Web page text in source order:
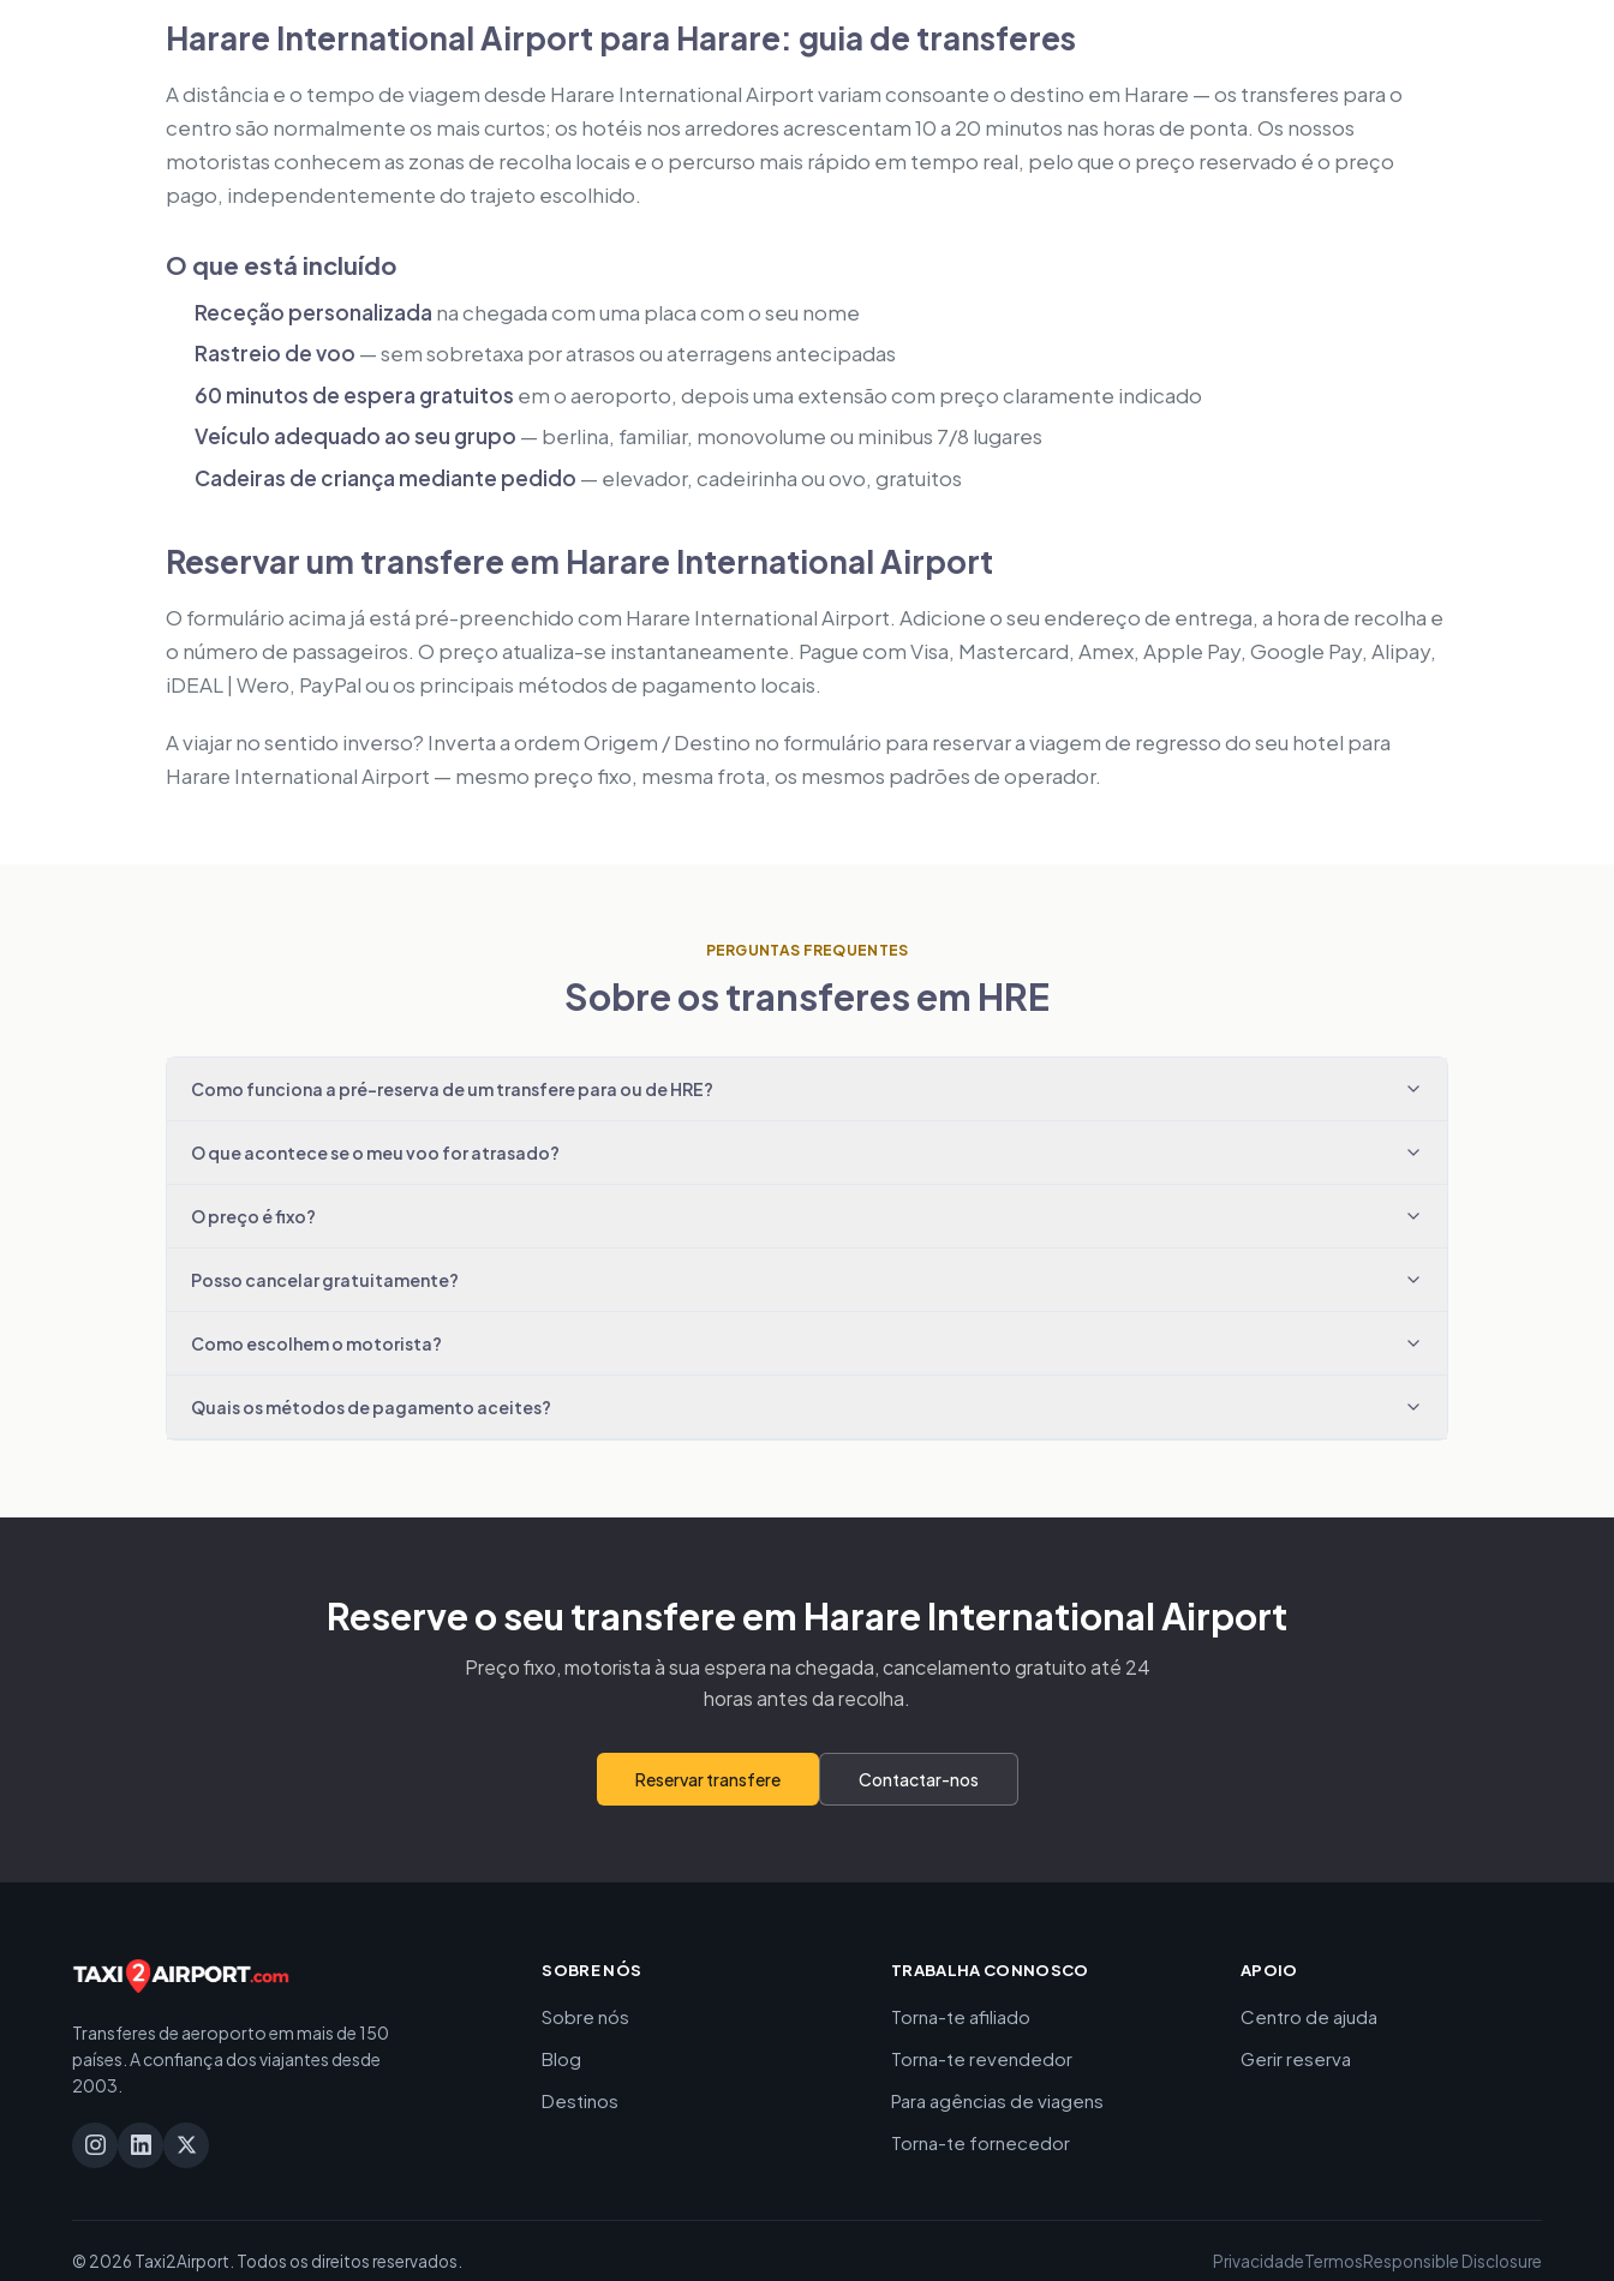
Harare International Airport para Harare: guia de transferes
A distância e o tempo de viagem desde Harare International Airport variam consoante o destino em Harare — os transferes para o
centro são normalmente os mais curtos; os hotéis nos arredores acrescentam 10 a 20 minutos nas horas de ponta. Os nossos
motoristas conhecem as zonas de recolha locais e o percurso mais rápido em tempo real, pelo que o preço reservado é o preço
pago, independentemente do trajeto escolhido.
O que está incluído
Receção personalizada na chegada com uma placa com o seu nome
Rastreio de voo — sem sobretaxa por atrasos ou aterragens antecipadas
60 minutos de espera gratuitos em o aeroporto, depois uma extensão com preço claramente indicado
Veículo adequado ao seu grupo — berlina, familiar, monovolume ou minibus 7/8 lugares
Cadeiras de criança mediante pedido — elevador, cadeirinha ou ovo, gratuitos
Reservar um transfere em Harare International Airport
O formulário acima já está pré-preenchido com Harare International Airport. Adicione o seu endereço de entrega, a hora de recolha e
o número de passageiros. O preço atualiza-se instantaneamente. Pague com Visa, Mastercard, Amex, Apple Pay, Google Pay, Alipay,
iDEAL | Wero, PayPal ou os principais métodos de pagamento locais.
A viajar no sentido inverso? Inverta a ordem Origem / Destino no formulário para reservar a viagem de regresso do seu hotel para
Harare International Airport — mesmo preço fixo, mesma frota, os mesmos padrões de operador.
PERGUNTAS FREQUENTES
Sobre os transferes em HRE
Como funciona a pré-reserva de um transfere para ou de HRE?
O que acontece se o meu voo for atrasado?
O preço é fixo?
Posso cancelar gratuitamente?
Como escolhem o motorista?
Quais os métodos de pagamento aceites?
Reserve o seu transfere em Harare International Airport
Preço fixo, motorista à sua espera na chegada, cancelamento gratuito até 24
horas antes da recolha.
Reservar transfere Contactar-nos
Transferes de aeroporto em mais de 150
países. A confiança dos viajantes desde
2003.
SOBRE NÓS
Sobre nós
Blog
Destinos
TRABALHA CONNOSCO
Torna-te afiliado
Torna-te revendedor
Para agências de viagens
Torna-te fornecedor
APOIO
Centro de ajuda
Gerir reserva
© 2026 Taxi2Airport. Todos os direitos reservados. PrivacidadeTermosResponsible Disclosure